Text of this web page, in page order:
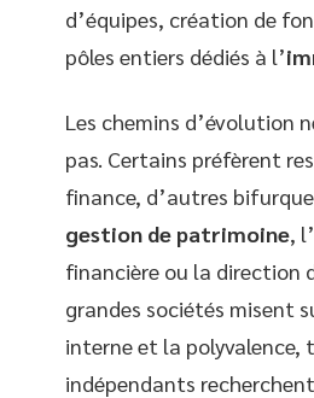
d’équipes, création de
pôles entiers dédiés à l’
Les chemins d’évolution
pas. Certains préfèrent
finance, d’autres
gestion de patrimoine,
financière ou la direction
grandes sociétés misent
interne et la polyvalence,
indépendants